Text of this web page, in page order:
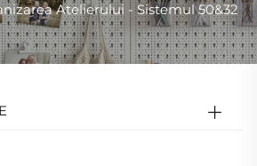
Atelierului - Sistemul 50&32